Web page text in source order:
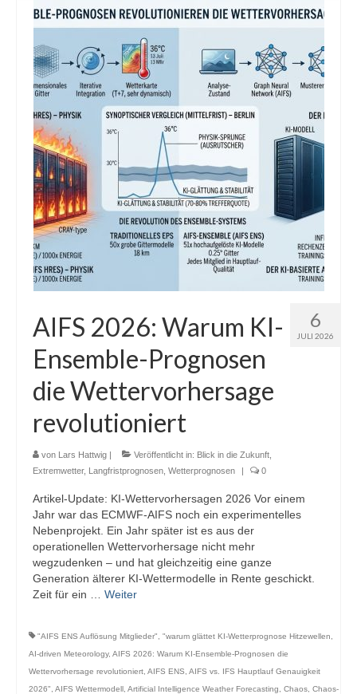
Die Kältepole der Nordhalbkugel: Kanadische
Arktis und Sibirien
Ellesmere Island – Die nördlichste Wildnis
Kanadas
Die Natur der Hudson-Bay und umliegender
Regionen
Die Laptewsee: Die Eisfabrik der Arktis
EisSued
Schneehöhen
Ostsee
Wetter Arktis Antarktis
Webcams
Glossar
Datenschutz
Impressum
6
JULI 2026
AIFS 2026: Warum KI-
Ensemble-Prognosen
die Wettervorhersage
revolutioniert
von Lars Hattwig | Veröffentlicht in: Blick in die Zukunft
Extremwetter, Langfristprognosen Wetterprognosen | 0
Artikel-Update: KI-Wettervorhersagen 2026 Vor einem
Jahr war das ECMWF-AIFS noch ein experimentelles
Nebenprojekt. Ein Jahr später ist es aus der
operationellen Wettervorhersage nicht mehr
wegzudenken – und hat gleichzeitig eine ganze
Generation älterer KI-Wettermodelle in Rente geschickt.
Zeit für ein … Weiter
"AIFS ENS Auflösung Mitglieder" "warum glättet KI-Wetterprognose Hitzewellen
AI-driven Meteorology, AIFS 2026: Warum KI-Ensemble-Prognosen die
Wettervorhersage revolutioniert AIFS ENS AIFS vs. IFS Hauptlauf Genauigkeit
2026" AIFS Wettermodell Artificial Intelligence Weather Forecasting Chaos Chaos-